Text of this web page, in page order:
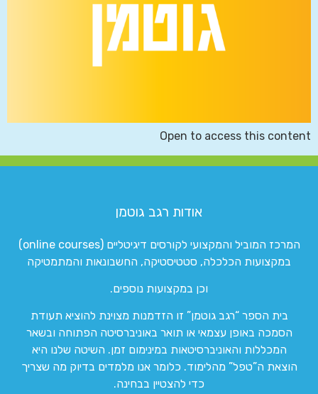
Open to access this content
אודות רגב גוטמן
המרכז המוביל והמקצועי לקורסים דיגיטליים (online courses)
במקצועות הכלכלה, סטטיסטיקה, החשבונאות והמתמטיקה
וכן במקצועות נוספים.
בית הספר “רגב גוטמן” זו הזדמנות מצוינת להוציא תעודת
הסמכה באופן עצמאי או תואר באוניברסיטה הפתוחה ובשאר
המכללות והאוניברסיטאות במינימום זמן. השיטה שלנו היא
הוצאת ה”טפל” מהלימוד. כלומר אנו מלמדים בדיוק מה שצריך
כדי להצטיין בבחינה.